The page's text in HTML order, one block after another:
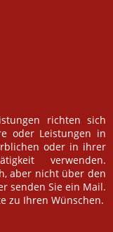
richten sich
oder Leistungen in
oder in ihrer
verwenden.
aber nicht über den
senden Sie ein Mail.
zu Ihren Wünschen.